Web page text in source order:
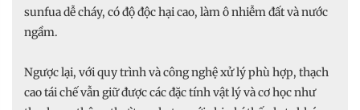
sunfua dễ cháy, có độ độc hại cao, làm ô nhiễm đất và nước
ngầm.
Ngược lại, với quy trình và công nghệ xử lý phù hợp, thạch
cao tái chế vẫn giữ được các đặc tính vật lý và cơ học như